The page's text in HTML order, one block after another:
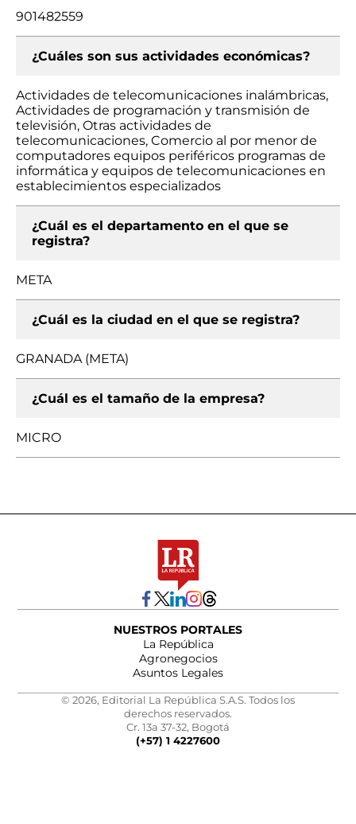
901482559
¿Cuáles son sus actividades económicas?
Actividades de telecomunicaciones inalámbricas,
Actividades de programación y transmisión de
televisión, Otras actividades de
telecomunicaciones, Comercio al por menor de
computadores equipos periféricos programas de
informática y equipos de telecomunicaciones en
establecimientos especializados
¿Cuál es el departamento en el que se
registra?
META
¿Cuál es la ciudad en el que se registra?
GRANADA (META)
¿Cuál es el tamaño de la empresa?
MICRO
NUESTROS PORTALES
La República
Agronegocios
Asuntos Legales
© 2026, Editorial La República S.A.S. Todos los
derechos reservados.
Cr. 13a 37-32, Bogotá
(+57) 1 4227600